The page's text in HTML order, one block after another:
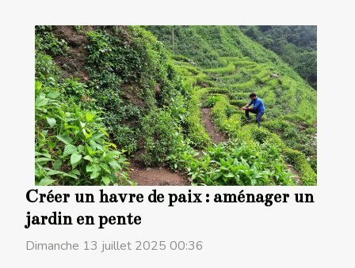
Créer un havre de paix : aménager un
jardin en pente
Dimanche 13 juillet 2025 00:36